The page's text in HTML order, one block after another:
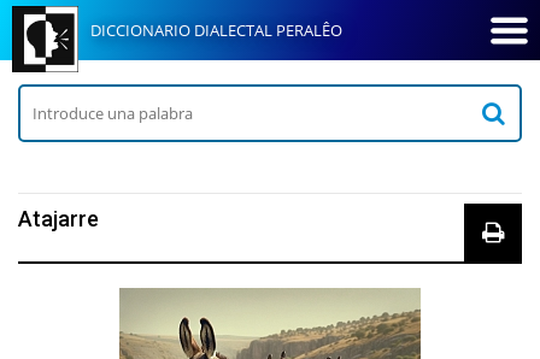
DICCIONARIO DIALECTAL PERALÊO
Atajarre